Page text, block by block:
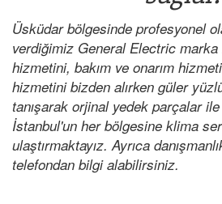
Üsküdar bölgesinde profesyonel
verdiğimiz General Electric marka
hizmetini, bakım ve onarım
hizmetini bizden alırken güler
tanışarak orjinal yedek parçalar ile
İstanbul'un her bölgesine klima
ulaştırmaktayız. Ayrıca
telefondan bilgi alabilirsiniz.